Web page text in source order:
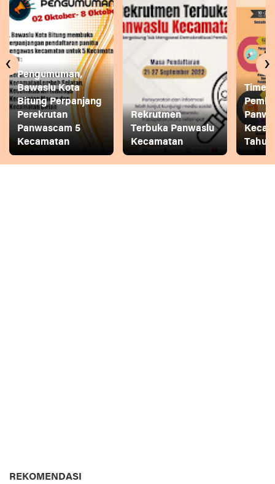
Pengumuman,
Bawaslu Kota
Bitung Perpanjang
Perekrutan
Panwascam 5
Kecamatan
Rekrutmen
Terbuka Panwaslu
Kecamatan
Tahun
‹ ›
REKOMENDASI